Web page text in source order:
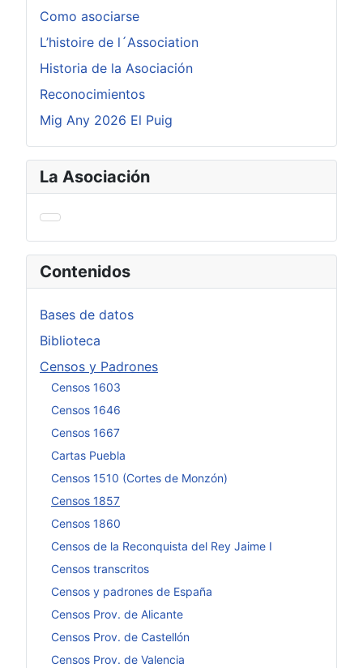
Como asociarse
L’histoire de l´Association
Historia de la Asociación
Reconocimientos
Mig Any 2026 El Puig
La Asociación
Contenidos
Bases de datos
Biblioteca
Censos y Padrones
Censos 1603
Censos 1646
Censos 1667
Cartas Puebla
Censos 1510 (Cortes de Monzón)
Censos 1857
Censos 1860
Censos de la Reconquista del Rey Jaime I
Censos transcritos
Censos y padrones de España
Censos Prov. de Alicante
Censos Prov. de Castellón
Censos Prov. de Valencia